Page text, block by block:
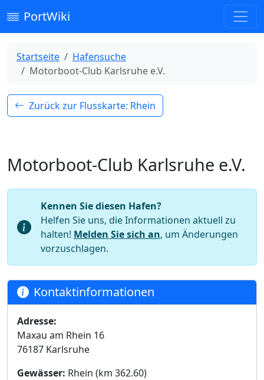
PortWiki
Startseite
Hafensuche
Motorboot-Club Karlsruhe e.V.
Zurück zur Flusskarte: Rhein
Motorboot-Club Karlsruhe e.V.
Kennen Sie diesen Hafen?
Helfen Sie uns, die Informationen aktuell zu
halten! Melden Sie sich an, um Änderungen
vorzuschlagen.
Kontaktinformationen
Adresse:
Maxau am Rhein 16
76187 Karlsruhe
Gewässer: Rhein (km 362.60)